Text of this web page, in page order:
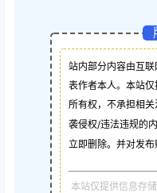
站内部分内容由互
表作者本人。本站
所有权，不承担相
袭侵权/违法违规的
立即删除。并对发布
本站仅提供信息存